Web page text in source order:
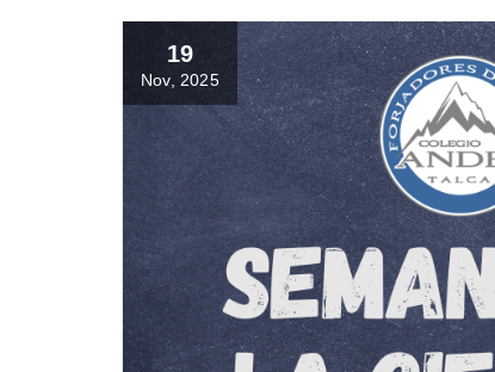
19
Nov, 2025